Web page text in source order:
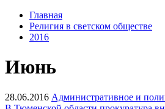
Главная
Религия в светском обществе
2016
Июнь
28.06.2016 Административное и